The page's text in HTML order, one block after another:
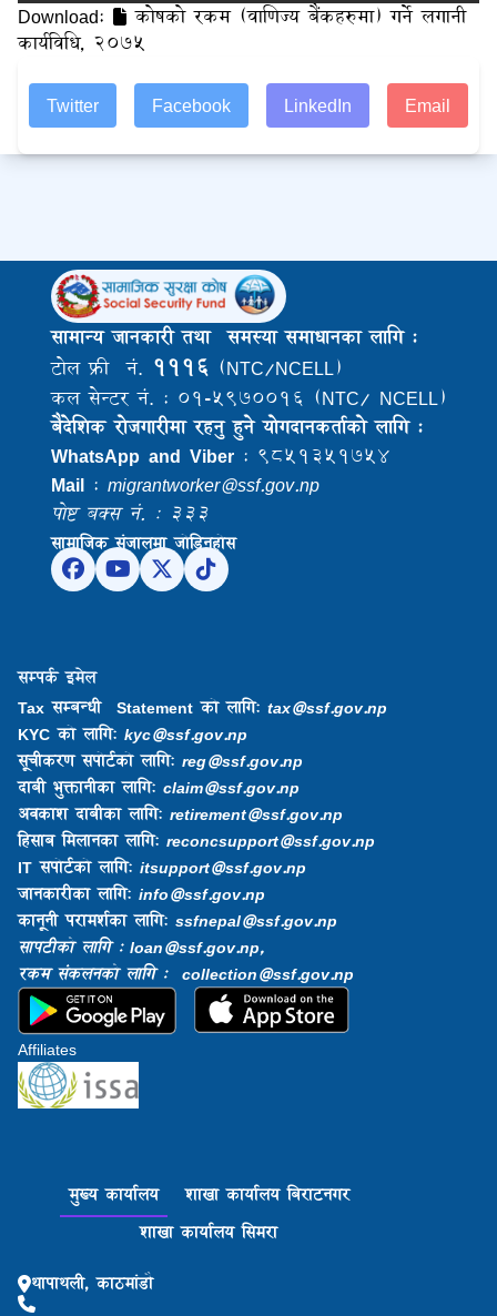
Download:
कोषको रकम (वाणिज्य बैंकहरुमा) गर्ने लगानी
कार्यविधि, २०७५
Twitter Facebook LinkedIn Email
सामान्य जानकारी तथा समस्या समाधानका लागि :
टोल फ्री नं. १११६ (NTC/NCELL)
कल सेन्टर नं. : ०१-५९७००१६ (NTC/ NCELL)
बैदेशिक राेजगारीमा रहनु हुने याेगदानकर्ताकाे लागि :
WhatsApp and Viber : ९८५१३५१७५४
Mail : migrantworker@ssf.gov.np
पोष्ट बक्स नं. : ३३३
सामाजिक संजालमा जोडिनुहोस
सम्पर्क इमेल
Tax सम्बन्धी Statement को लागि: tax@ssf.gov.np
KYC को लागि: kyc@ssf.gov.np
सूचीकरण सपोर्टको लागि: reg@ssf.gov.np
दाबी भुक्तानीका लागि: claim@ssf.gov.np
अवकाश दाबीका लागि: retirement@ssf.gov.np
हिसाब मिलानका लागि: reconcsupport@ssf.gov.np
IT सपोर्टको लागि: itsupport@ssf.gov.np
जानकारीका लागि: info@ssf.gov.np​
कानूनी परामर्शका लागि: ssfnepal@ssf.gov.np​
सापटीको लागि : loan@ssf.gov.np,
रकम संकलनको लागि : collection@ssf.gov.np
Affiliates
मुख्य कार्यालय
शाखा कार्यालय बिराटनगर
शाखा कार्यालय सिमरा
थापाथली, काठमांडौ